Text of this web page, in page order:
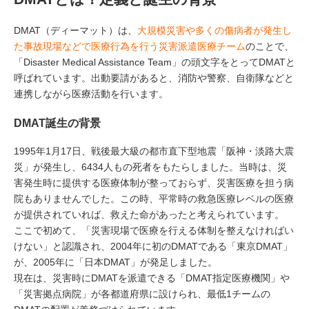
DMAT（ディーマット）は、 大規模災害や多くの傷病者が発生し
た事故現場などで医療行為を行う災害派遣医療チームのことで、
「Disaster Medical Assistance Team」の頭文字をとってDMATと
呼ばれています。出動要請があると、消防や警察、自衛隊などと
連携しながら医療活動を行います。
DMAT誕生の背景
1995年1月17日、戦後最大級の都市直下型地震「阪神・淡路大震
災」が発生し、6434人もの死者をもたらしました。当時は、災
害発生時に提供する医療体制が整っておらず、災害医療を担う病
院もありませんでした。この時、平常時の救急医療レベルの医療
が提供されていれば、救えた命があったと考えられています。
ここで初めて、「災害現場で医療を行える体制を整えなければい
けない」と認識され、2004年に初のDMATである「東京DMAT」
が、2005年に「日本DMAT」が発足しました。
現在は、災害時にDMATを派遣できる「DMAT指定医療機関」や
「災害拠点病院」が各都道府県に設けられ、最低1チームの